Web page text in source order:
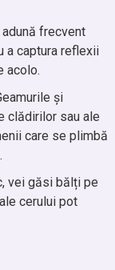
frecvent
a captura reflexii
acolo.
și
clădirilor sau ale
care se plimbă
vei găsi bălți pe
cerului pot